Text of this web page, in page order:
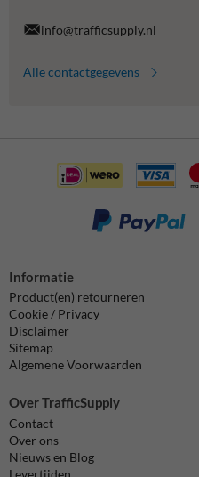
info@trafficsupply.nl
Alle contactgegevens
Informatie
Product(en) retourneren
Cookie / Privacy
Disclaimer
Sitemap
Algemene Voorwaarden
Over TrafficSupply
Contact
Over ons
Nieuws en Blog
Levertijden